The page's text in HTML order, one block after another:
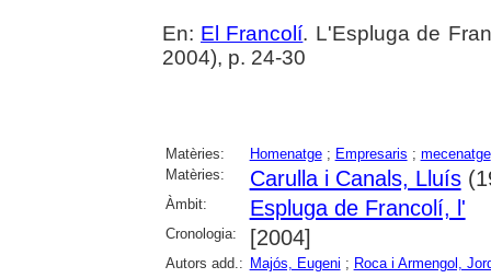
En: El Francolí. L'Espluga de
2004), p. 24-30
Matèries: Homenatge; Empresaris ; mecenatge
Matèries:
Carulla i Canals, Lluís
Àmbit: Espluga de Francolí, l'
Cronologia: [2004]
Autors add.: Majós, Eugeni ; Roca i Armengol,